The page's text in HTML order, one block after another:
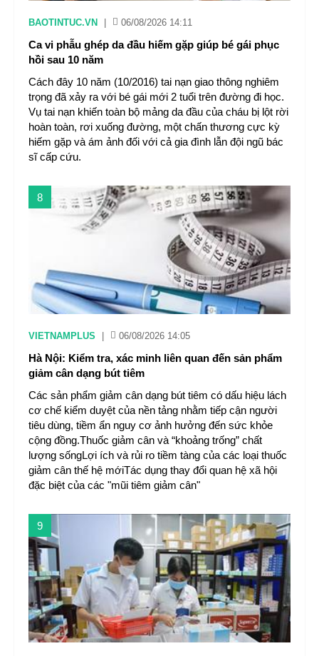
BAOTINTUC.VN 06/08/2026 14:11
Ca vi phẫu ghép da đầu hiếm gặp giúp bé gái phục
hồi sau 10 năm
Cách đây 10 năm (10/2016) tai nạn giao thông nghiêm
trọng đã xảy ra với bé gái mới 2 tuổi trên đường đi học.
Vụ tai nạn khiến toàn bộ mảng da đầu của cháu bị lột rời
hoàn toàn, rơi xuống đường, một chấn thương cực kỳ
hiếm gặp và ám ảnh đối với cả gia đình lẫn đội ngũ bác
sĩ cấp cứu.
8
VIETNAMPLUS 06/08/2026 14:05
Hà Nội: Kiểm tra, xác minh liên quan đến sản phẩm
giảm cân dạng bút tiêm
Các sản phẩm giảm cân dạng bút tiêm có dấu hiệu lách
cơ chế kiểm duyệt của nền tảng nhằm tiếp cận người
tiêu dùng, tiềm ẩn nguy cơ ảnh hưởng đến sức khỏe
cộng đồng.Thuốc giảm cân và “khoảng trống” chất
lượng sốngLợi ích và rủi ro tiềm tàng của các loại thuốc
giảm cân thế hệ mớiTác dụng thay đổi quan hệ xã hội
đặc biệt của các "mũi tiêm giảm cân"
9